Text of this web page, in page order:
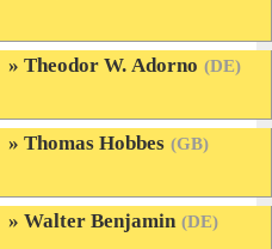
Theodor W. Adorno (DE)
Thomas Hobbes (GB)
Walter Benjamin (DE)